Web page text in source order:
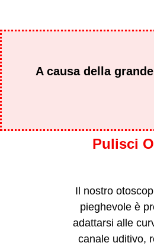
A causa della
Pulisci
Il nostro
pieghevole è
adattarsi alle
canale uditivo,